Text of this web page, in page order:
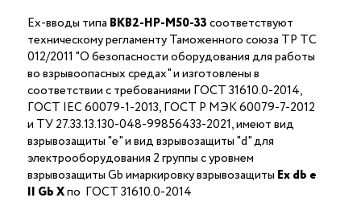
Ex-вводы типа ВКВ2-НР-М50-33соответствуют
техническому регламенту Таможенного союза ТР ТС
012/2011 "О безопасности оборудования для работы
во взрывоопасных средах" и изготовлены в
соответствии с требованиями ГОСТ 31610.0-2014,
ГОСТ IEC 60079-1-2013, ГОСТ Р МЭК 60079-7-2012
и ТУ 27.33.13.130-048-99856433-2021, имеют вид
взрывозащиты "е" и вид взрывозащиты "d" для
электрооборудования 2 группы с уровнем
взрывозащиты Gb имаркировку взрывозащиты Ехdb е
II Gb Xпо ГОСТ 31610.0-2014